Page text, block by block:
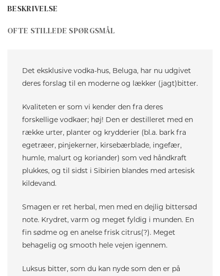
BESKRIVELSE
OFTE STILLEDE SPØRGSMÅL
Det eksklusive vodka-hus, Beluga, har nu udgivet
deres forslag til en moderne og lækker (jagt)bitter.
Kvaliteten er som vi kender den fra deres
forskellige vodkaer; høj! Den er destilleret med en
række urter, planter og krydderier (bl.a. bark fra
egetræer, pinjekerner, kirsebærblade, ingefær,
humle, malurt og koriander) som ved håndkraft
plukkes, og til sidst i Sibirien blandes med artesisk
kildevand.
Smagen er ret herbal, men med en dejlig bittersød
note. Krydret, varm og meget fyldig i munden. En
fin sødme og en anelse frisk citrus(?). Meget
behagelig og smooth hele vejen igennem.
Luksus bitter, som du kan nyde som den er på